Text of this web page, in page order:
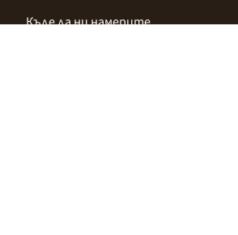
Къде да ни намерите